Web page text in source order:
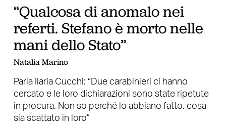
“Qualcosa di anomalo nei
referti. Stefano è morto nelle
mani dello Stato”
Natalia Marino
Parla Ilaria Cucchi: “Due carabinieri ci hanno
cercato e le loro dichiarazioni sono state ripetute
in procura. Non so perché lo abbiano fatto, cosa
sia scattato in loro”